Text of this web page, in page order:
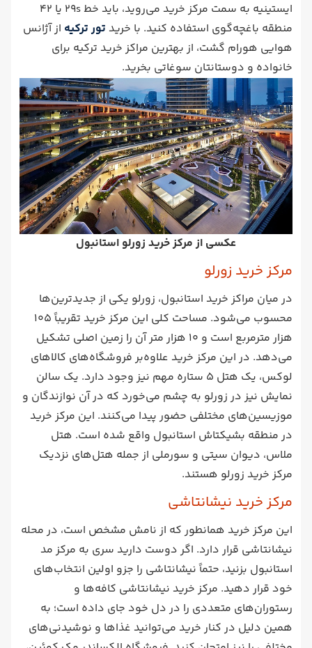
ایستینیه به سمت مرکز خرید می‌روید، باید خط 29s یا 42
منطقه باغچه‌گوی استفاده کنید. با خرید تور ترکیه از آژانس
هوایی هورام گشت، از بهترین مراکز خرید ترکیه برای
خانواده و دوستانتان سوغاتی بخرید.
عکسی از مرکز خرید زورلو استانبول
مرکز خرید زورلو
در میان مراکز خرید استانبول، زورلو یکی از جدیدترین‌ها
محسوب می‌شود. مساحت کلی این مرکز خرید تقریباً 105
هزار مترمربع است و 10 هزار متر آن را زمین اصلی تشکیل
می‌دهد. در این مرکز خرید علاوه‌بر فروشگاه‌های کالاهای
لوکس، یک هتل 5 ستاره مهم نیز وجود دارد. یک سالن
نمایش نیز در زورلو به چشم می‌خورد که در آن نوازندگان و
موزیسین‌های مختلفی حضور پیدا می‌کنند. این مرکز خرید
در منطقه بشیکتاش استانبول واقع شده است. هتل
ملاس، دیوان سیتی و سورملی از جمله هتل‌های نزدیک
مرکز خرید زورلو هستند.
مرکز خرید نیشانتاشی
این مرکز خرید همانطور که از نامش مشخص است، در محله
نیشانتاشی قرار دارد. اگر دوست دارید سری به مرکز مد
استانبول بزنید، حتماً نیشانتاشی را جزو اولین انتخاب‌های
خود قرار دهید. مرکز خرید نیشانتاشی کافه‌ها و
رستوران‌های متعددی را در دل خود جای داده است؛ به
همین دلیل در کنار خرید می‌توانید غذاها و نوشیدنی‌های